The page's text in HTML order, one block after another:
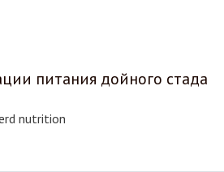
питания дойного стада
nutrition